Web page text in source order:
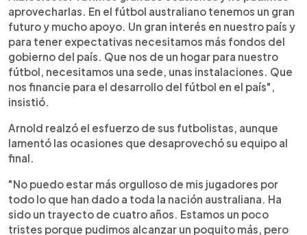
aprovecharlas. En el fútbol australiano tenemos un gran
futuro y mucho apoyo. Un gran interés en nuestro país y
para tener expectativas necesitamos más fondos del
gobierno del país. Que nos de un hogar para nuestro
fútbol, necesitamos una sede, unas instalaciones. Que
nos financie para el desarrollo del fútbol en el país",
insistió.
Arnold realzó el esfuerzo de sus futbolistas, aunque
lamentó las ocasiones que desaprovechó su equipo al
final.
"No puedo estar más orgulloso de mis jugadores por
todo lo que han dado a toda la nación australiana. Ha
sido un trayecto de cuatro años. Estamos un poco
tristes porque pudimos alcanzar un poquito más, pero